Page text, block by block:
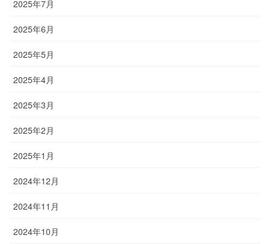
2025年7月
2025年6月
2025年5月
2025年4月
2025年3月
2025年2月
2025年1月
2024年12月
2024年11月
2024年10月